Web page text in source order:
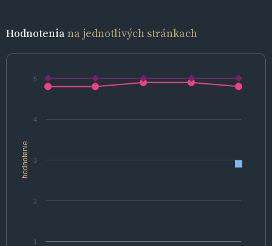
Hodnoteniana jednotlivých stránkach
hodnotenie
1
2
3
4
5